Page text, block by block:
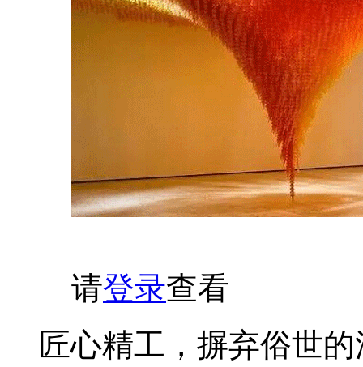
请登录查看
匠心精工，摒弃俗世